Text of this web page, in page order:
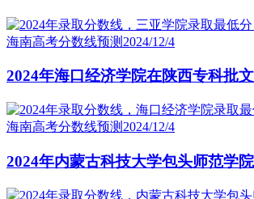
海南高考分数线预测 2024/12/4
2024年海口经济学院在陕西专科批
海南高考分数线预测 2024/12/4
2024年内蒙古科技大学包头师范学